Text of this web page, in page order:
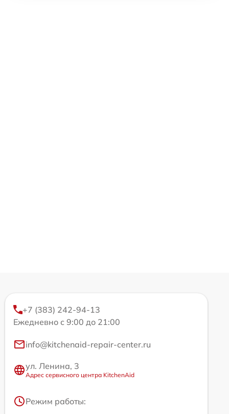
+7 (383) 242-94-13
Ежедневно с 9:00 до 21:00
info@kitchenaid-repair-center.ru
ул. Ленина, 3
Адрес сервисного центра KitchenAid
Режим работы: